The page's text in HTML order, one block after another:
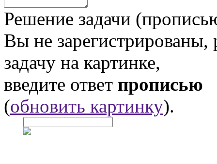
Решение задачи
Вы не
задачу на картинке,
введите ответ прописью
(обновить картинку).